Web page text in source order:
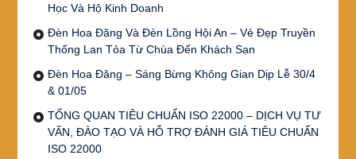
Học Và Hộ Kinh Doanh
Đèn Hoa Đăng Và Đèn Lồng Hội An – Vẻ Đẹp Truyền
Thống Lan Tỏa Từ Chùa Đến Khách Sạn
Đèn Hoa Đăng – Sáng Bừng Không Gian Dịp Lễ 30/4
& 01/05
TỔNG QUAN TIÊU CHUẨN ISO 22000 – DỊCH VỤ TƯ
VẤN, ĐÀO TẠO VÀ HỖ TRỢ ĐÁNH GIÁ TIÊU CHUẨN
ISO 22000